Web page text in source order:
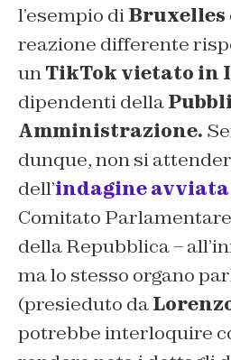
l’esempio diBruxelles
reazione differente
unTikTok vietato in
dipendenti della
Amministrazione.
dunque, non si
dell’indagine
Comitato
della Repubblica –
ma lo stesso organo
(presieduto da
potrebbe interloquire